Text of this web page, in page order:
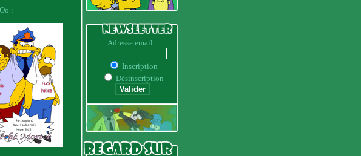
:
Adresse email :
Inscription
Désinscription